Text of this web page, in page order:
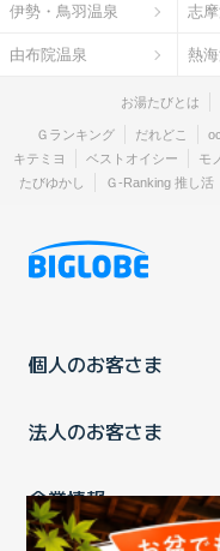
伊勢・鳥羽温泉 志
由布院温泉 熱
お湯たびとは
Ｇランキング だれどこ
キテミヨ
ベストオイシー モ
たびゆかし
Ｇ-Ranking 推し活
個人のお客さま
法人のお客さま
企業情報